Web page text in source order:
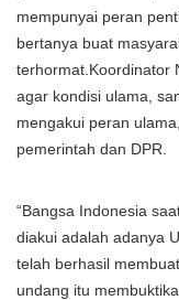
mempunyai peran
bertanya buat
terhormat.Koordinator
agar kondisi ulama,
mengakui peran
pemerintah dan DPR.
“Bangsa Indonesia
diakui adalah adanya
telah berhasil
undang itu